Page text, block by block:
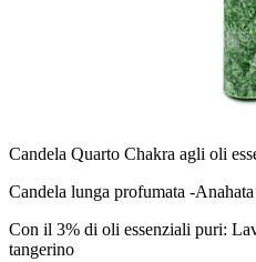
Candela Quarto Chakra agli oli
Candela lunga profumata -
Con il 3% di oli essenziali puri:
tangerino